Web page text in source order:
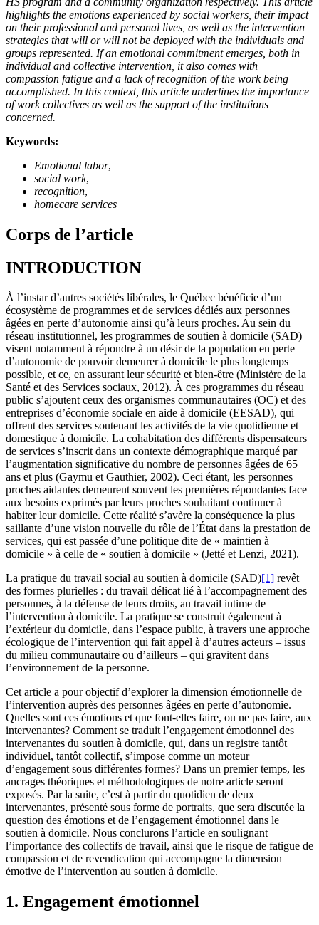
highlights the emotions experienced by social workers, their impact
on their professional and personal lives, as well as the intervention
strategies that will or will not be deployed with the individuals and
groups represented. If an emotional commitment emerges, both in
individual and collective intervention, it also comes with
compassion fatigue and a lack of recognition of the work being
accomplished. In this context, this article underlines the importance
of work collectives as well as the support of the institutions
concerned.
Keywords:
Emotional labor,
social work,
recognition,
homecare services
Corps de l’article
INTRODUCTION
À l’instar d’autres sociétés libérales, le Québec bénéficie d’un
écosystème de programmes et de services dédiés aux personnes
âgées en perte d’autonomie ainsi qu’à leurs proches. Au sein du
réseau institutionnel, les programmes de soutien à domicile (SAD)
visent notamment à répondre à un désir de la population en perte
d’autonomie de pouvoir demeurer à domicile le plus longtemps
possible, et ce, en assurant leur sécurité et bien-être (Ministère de la
Santé et des Services sociaux, 2012). À ces programmes du réseau
public s’ajoutent ceux des organismes communautaires (OC) et des
entreprises d’économie sociale en aide à domicile (EESAD), qui
offrent des services soutenant les activités de la vie quotidienne et
domestique à domicile. La cohabitation des différents dispensateurs
de services s’inscrit dans un contexte démographique marqué par
l’augmentation significative du nombre de personnes âgées de 65
ans et plus (Gaymu et Gauthier, 2002). Ceci étant, les personnes
proches aidantes demeurent souvent les premières répondantes face
aux besoins exprimés par leurs proches souhaitant continuer à
habiter leur domicile. Cette réalité s’avère la conséquence la plus
saillante d’une vision nouvelle du rôle de l’État dans la prestation de
services, qui est passée d’une politique dite de « maintien à
domicile » à celle de « soutien à domicile » (Jetté et Lenzi, 2021).
La pratique du travail social au soutien à domicile (SAD)[1] revêt
des formes plurielles : du travail délicat lié à l’accompagnement des
personnes, à la défense de leurs droits, au travail intime de
l’intervention à domicile. La pratique se construit également à
l’extérieur du domicile, dans l’espace public, à travers une approche
écologique de l’intervention qui fait appel à d’autres acteurs – issus
du milieu communautaire ou d’ailleurs – qui gravitent dans
l’environnement de la personne.
Cet article a pour objectif d’explorer la dimension émotionnelle de
l’intervention auprès des personnes âgées en perte d’autonomie.
Quelles sont ces émotions et que font-elles faire, ou ne pas faire, aux
intervenantes? Comment se traduit l’engagement émotionnel des
intervenantes du soutien à domicile, qui, dans un registre tantôt
individuel, tantôt collectif, s’impose comme un moteur
d’engagement sous différentes formes? Dans un premier temps, les
ancrages théoriques et méthodologiques de notre article seront
exposés. Par la suite, c’est à partir du quotidien de deux
intervenantes, présenté sous forme de portraits, que sera discutée la
question des émotions et de l’engagement émotionnel dans le
soutien à domicile. Nous conclurons l’article en soulignant
l’importance des collectifs de travail, ainsi que le risque de fatigue de
compassion et de revendication qui accompagne la dimension
émotive de l’intervention au soutien à domicile.
1. Engagement émotionnel